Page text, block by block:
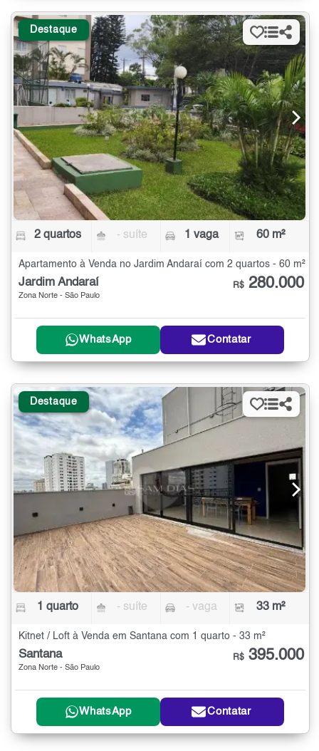
Destaque
2 quartos - suíte 1 vaga 60 m²
Apartamento à Venda no Jardim Andaraí com 2 quartos - 60 m²
Jardim Andaraí
Zona Norte - São Paulo
R$ 280.000
WhatsApp Contatar
Destaque
1 quarto - suíte - vaga 33 m²
Kitnet / Loft à Venda em Santana com 1 quarto - 33 m²
Santana
Zona Norte - São Paulo
R$ 395.000
WhatsApp Contatar